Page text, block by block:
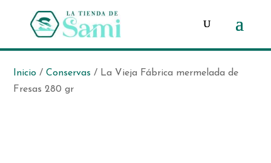
Inicio /Conservas / La Vieja Fábrica mermelada de
Fresas 280 gr